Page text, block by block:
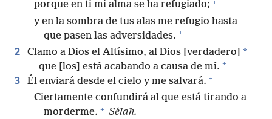
porque en ti mi alma se ha refugiado;
y en la sombra de tus alas me refugio hasta
que pasen las adversidades. +
2 Clamo a Dios el Altísimo, al Dios [verdadero] *
que [los] está acabando a causa de mí. +
3 Él enviará desde el cielo y me salvará. +
Ciertamente confundirá al que está tirando a
morderme. + Sélah.